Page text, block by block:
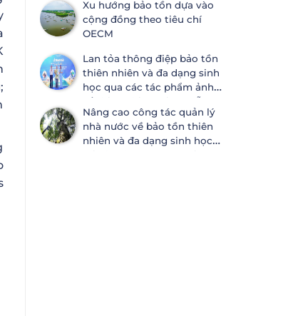
Hoàng
Xu hướng bảo tồn dựa vào
cộng đồng theo tiêu chí
OECM
Lan tỏa thông điệp bảo tồn
thiên nhiên và đa dạng sinh
học qua các tác phẩm ảnh
về thiên nhiên tại Đà Nẵng
Nâng cao công tác quản lý
nhà nước về bảo tồn thiên
nhiên và đa dạng sinh học